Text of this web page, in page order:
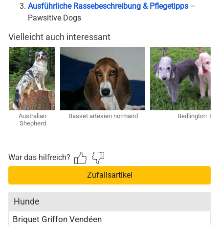
Ausführliche Rassebeschreibung & Pflegetipps –
Pawsitive Dogs
Vielleicht auch interessant
Australian
Shepherd
Basset artésien normand Bedlington
War das hilfreich?
Zufallsartikel
Hunde
Briquet Griffon Vendéen